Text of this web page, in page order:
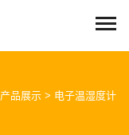
产品展示 > 电子温湿度计